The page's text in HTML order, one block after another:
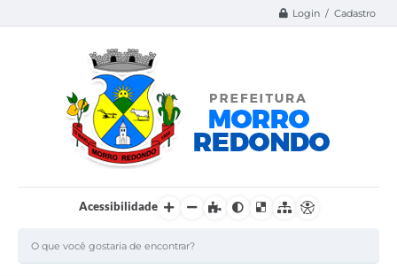
Login / Cadastro
Acessibilidade